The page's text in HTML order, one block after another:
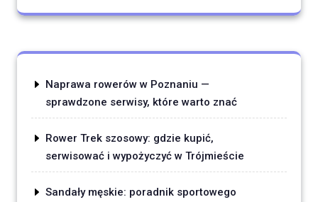
Naprawa rowerów w Poznaniu —
sprawdzone serwisy, które warto znać
Rower Trek szosowy: gdzie kupić,
serwisować i wypożyczyć w Trójmieście
Sandały męskie: poradnik sportowego